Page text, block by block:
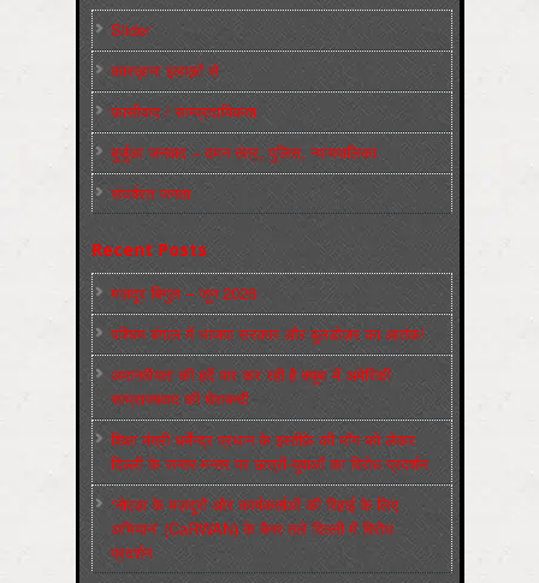
Slider
कारख़ाना इलाक़ों से
फ़ासीवाद / साम्‍प्रदायिकता
बुर्जुआ जनवाद – दमन तंत्र, पुलिस, न्‍यायपालिका
संघर्षरत जनता
Recent Posts
मज़दूर बिगुल – जून 2026
पश्चिम बंगाल में भाजपा सरकार और बुलडोज़र का आतंक!
अमानवीयता की हदें पार कर रही है क्यूबा में अमेरिकी
साम्राज्यवाद की घेराबन्दी
शिक्षा मंत्री धर्मेन्द्र प्रधान के इस्तीफ़े की माँग को लेकर
दिल्ली के जन्तर-मन्तर पर छात्रों-युवाओं का विरोध प्रदर्शन
‘नोएडा के मज़दूरों और कार्यकर्ताओं की रिहाई के लिए
अभियान’ (CaRWAN) के बैनर तले दिल्ली में विरोध
प्रदर्शन